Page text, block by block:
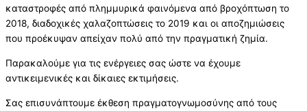
καταστροφές από πλημμυρικά φαινόμενα από βροχόπτωση το
2018, διαδοχικές χαλαζοπτώσεις το 2019 και οι αποζημιώσεις
που προέκυψαν απείχαν πολύ από την πραγματική ζημία.
Παρακαλούμε για τις ενέργειες σας ώστε να έχουμε
αντικειμενικές και δίκαιες εκτιμήσεις.
Σας επισυνάπτουμε έκθεση πραγματογνωμοσύνης από τους